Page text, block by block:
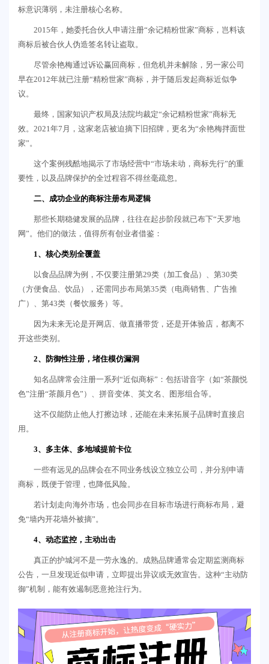
标意识薄弱，未注册核心名称。
2015年，她委托合伙人申请注册“余记精粉世家”商标，岂料该
商标后被合伙人伪造签名转让盗取。
尽管余艳梅通过诉讼赢回商标，但危机并未解除，另一家公司
早在2012年就已注册“精粉世家”商标，并于随后发起商标近似争
议。
最终，国家知识产权局及法院均裁定“余记精粉世家”商标无
效。2021年7月，这家老店被迫摘下旧招牌，更名为“余艳梅拌面世
家”。
这个案例残酷地揭示了市场经营中“市场未动，商标先行”的重
要性，以及品牌保护的全过程容不得丝毫疏忽。
二、 成功企业的商标注册布局逻辑
那些长期稳健发展的品牌，往往在起步阶段就已布下“天罗地
网”。他们的做法，值得所有创业者借鉴：
1、核心类别全覆盖
以食品品牌为例，不仅要注册第29类（加工食品）、第30类
（方便食品、饮品），还需同步布局第35类（电商销售、广告推
广）、第43类（餐饮服务）等。
因为未来无论是开网店、做直播带货，还是开体验店，都离不
开这些类别。
2、防御性注册，堵住模仿漏洞
知名品牌常会注册一系列“近似商标”：包括谐音字（如“茶颜悦
色”注册“茶颜月色”）、拼音变体、英文名、图形组合等。
这不仅能防止他人打擦边球，还能在未来拓展子品牌时直接启
用。
3、多主体、多地域提前卡位
一些有远见的品牌会在不同业务线设立独立公司，并分别申请
商标，既便于管理，也降低风险。
若计划走向海外市场，也会同步在目标市场进行商标布局，避
免“墙内开花墙外被摘”。
4、动态监控，主动出击
真正的护城河不是一劳永逸的。成熟品牌通常会定期监测商标
公告，一旦发现近似申请，立即提出异议或无效宣告。这种“主动防
御”机制，能有效遏制恶意抢注行为。